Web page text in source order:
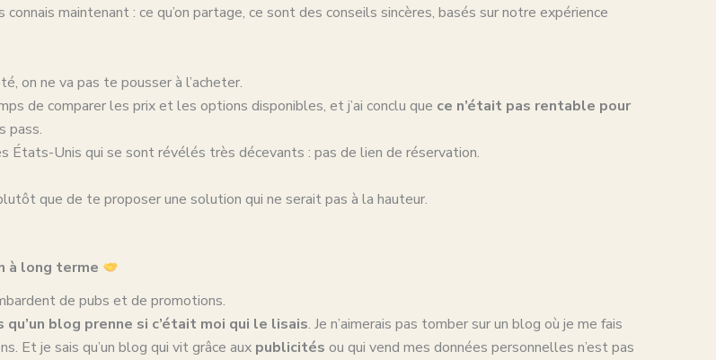
maintenant : ce qu’on partage, ce sont des conseils sincères, basés sur notre expérience
on ne va pas te pousser à l’acheter.
de comparer les prix et les options disponibles, et j’ai conclu que ce n’était pas rentable pour
pass.
États-Unis qui se sont révélés très décevants : pas de lien de réservation.
que de te proposer une solution qui ne serait pas à la hauteur.
à long terme
de pubs et de promotions.
blog prenne si c’était moi qui le lisais. Je n’aimerais pas tomber sur un blog où je me fais
Et je sais qu’un blog qui vit grâce aux publicités ou qui vend mes données personnelles n’est pas